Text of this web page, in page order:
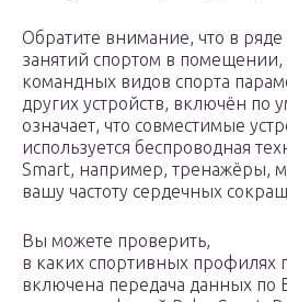
Обратите внимание, что в
занятий спортом в помещении,
командных видов спорта
других устройств, включён по
означает, что совместимые
используется беспроводная
Smart, например, тренажёры,
вашу частоту сердечных
Вы можете проверить,
в каких спортивных профилях
включена передача данных по